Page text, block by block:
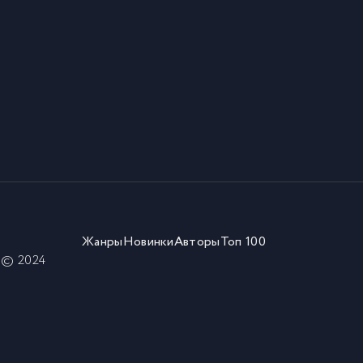
ЖанрыНовинкиАвторыТоп 100
2024